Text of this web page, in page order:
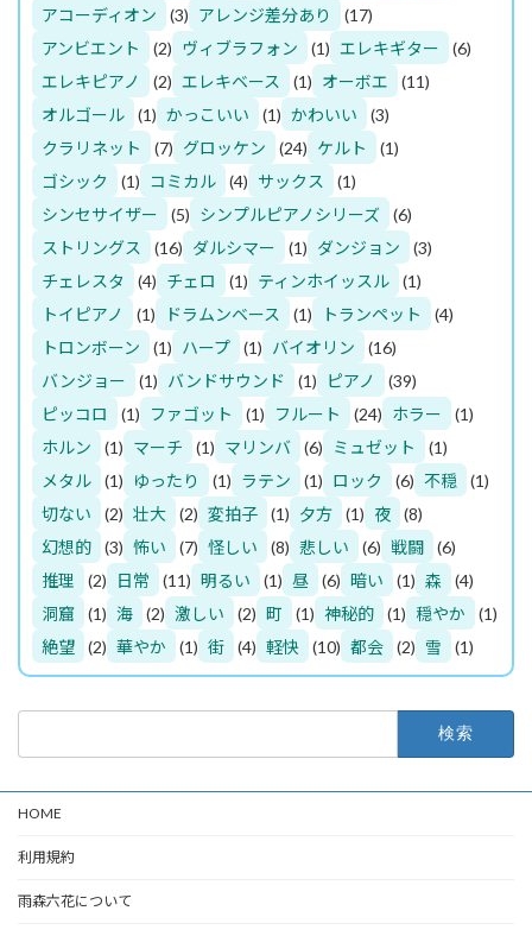
アコーディオン
(3) アレンジ差分あり
(17)
アンビエント
(2) ヴィブラフォン (1) エレキギター
(6)
エレキピアノ
(2) エレキベース (1) オーボエ
(11)
オルゴール
(1) かっこいい (1) かわいい
(3)
クラリネット
(7) グロッケン (24) ケルト
(1)
ゴシック
(1) コミカル (4) サックス
(1)
シンセサイザー
(5) シンプルピアノシリーズ
(6)
ストリングス
(16) ダルシマー (1) ダンジョン
(3)
チェレスタ
(4) チェロ (1) ティンホイッスル
(1)
トイピアノ
(1) ドラムンベース (1) トランペット
(4)
トロンボーン
(1) ハープ (1) バイオリン
(16)
バンジョー
(1) バンドサウンド (1) ピアノ
(39)
ピッコロ
(1) ファゴット (1) フルート (24) ホラー
(1)
ホルン
(1) マーチ (1) マリンバ (6) ミュゼット
(1)
メタル
(1) ゆったり (1) ラテン (1) ロック (6) 不穏
(1)
切ない
(2) 壮大 (2) 変拍子 (1) 夕方 (1) 夜
(8)
幻想的
(3) 怖い (7) 怪しい (8) 悲しい (6) 戦闘
(6)
推理
(2) 日常 (11) 明るい (1) 昼 (6) 暗い (1) 森
(4)
洞窟
(1) 海 (2) 激しい (2) 町 (1) 神秘的 (1) 穏やか
(1)
絶望
(2) 華やか (1) 街 (4) 軽快 (10) 都会 (2) 雪 (1)
HOME
利用規約
雨森六花について